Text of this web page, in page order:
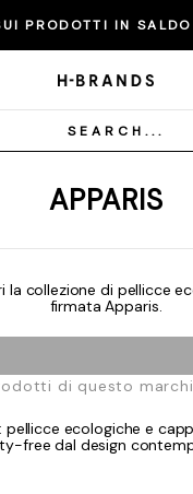
PRODOTTI IN
APPARIS
la collezione di pellicce
firmata Apparis.
di questo
pellicce ecologiche e
free dal design